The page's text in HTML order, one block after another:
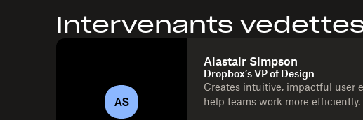
Intervenants
AS
Alastair Simpson
Dropbox’s VP of Design
Creates intuitive, impactful user
help teams work more efficiently.